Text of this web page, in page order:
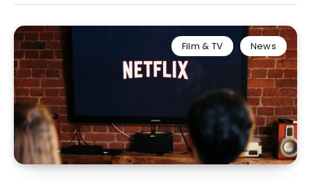
Film & TV News